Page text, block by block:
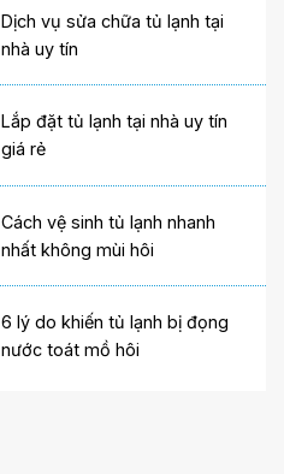
Dịch vụ sửa chữa tủ lạnh tại
nhà uy tín
Lắp đặt tủ lạnh tại nhà uy tín
giá rẻ
Cách vệ sinh tủ lạnh nhanh
nhất không mùi hôi
6 lý do khiến tủ lạnh bị đọng
nước toát mồ hôi